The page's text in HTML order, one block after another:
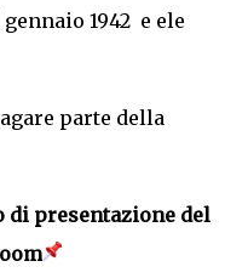
1942 e ele
parte della
di presentazione del